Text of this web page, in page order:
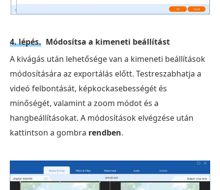
4. lépés. Módosítsa a kimeneti beállítást
A kivágás után lehetősége van a kimeneti beállítások
módosítására az exportálás előtt. Testreszabhatja a
videó felbontását, képkockasebességét és
minőségét, valamint a zoom módot és a
hangbeállításokat. A módosítások elvégzése után
kattintson a gombra rendben.